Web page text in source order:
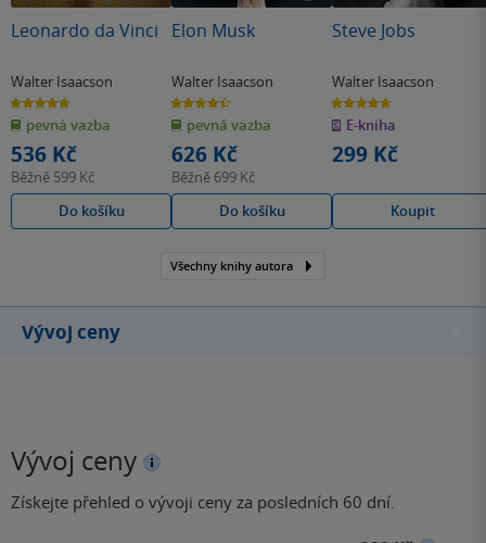
Leonardo da Vinci
Walter Isaacson
4.7
z
5
hvězdiček
pevná vazba
536 Kč
Běžně 599 Kč
Do košíku
Elon Musk
Walter Isaacson
4.4
z
5
hvězdiček
pevná vazba
626 Kč
Běžně 699 Kč
Do košíku
Steve Jobs
Walter Isaacson
4.7
z
5
hvězdiček
E-kniha
299 Kč
Koupit
Všechny knihy autora
Vývoj ceny
Vývoj ceny
Získejte přehled o vývoji ceny za posledních 60 dní.